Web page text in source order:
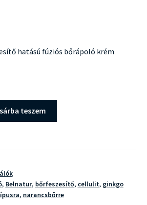
hatású fúziós bőrápoló krém
teszem
, Belnatur, bőrfeszesítő, cellulit, ginkgo
, narancsbőrre